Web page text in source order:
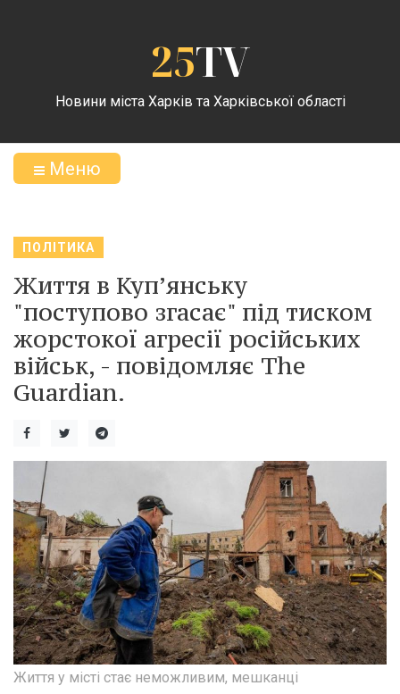
25TV
Новини міста Харків та Харківської області
Меню
ПОЛІТИКА
Життя в Купʼянську
"поступово згасає" під тиском
жорстокої агресії російських
військ, - повідомляє The
Guardian.
Життя у місті стає неможливим, мешканці